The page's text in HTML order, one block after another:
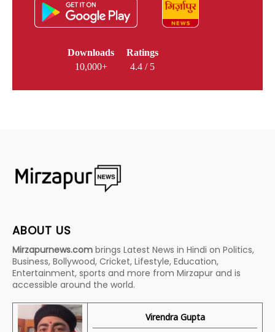
Downloads
10,000+
Ratings
4.4 / 5
ABOUT US
Mirzapurnews.com brings Latest News in Hindi on Politics,
Business, Bollywood, Cricket, Lifestyle, Education,
Entertainment, sports and more from Mirzapur and is
accessible around the world.
Virendra Gupta